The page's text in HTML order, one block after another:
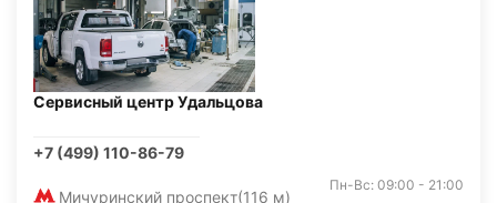
Сервисный центр Удальцова
+7 (499) 110-86-79
Мичуринский проспект(116 м)
Пн-Вс: 09:00 - 21:00